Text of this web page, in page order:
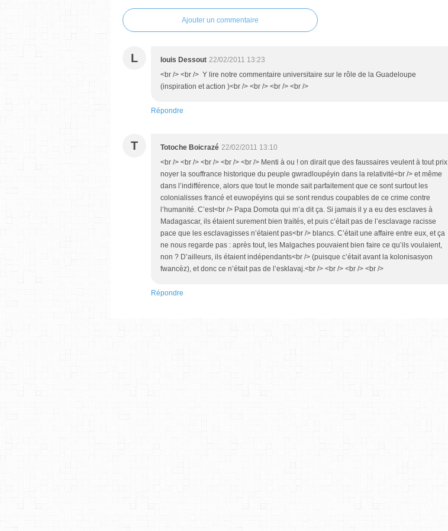
Ajouter un commentaire
L louis Dessout 22/02/2011 13:23
<br /> <br /> Y lire notre commentaire universitaire sur le rôle de la Guadeloupe
(inspiration et action )<br /> <br /> <br /> <br />
Répondre
T Totoche Boicrazé 22/02/2011 13:10
<br /> <br /> <br /> <br /> <br /> Menti à ou ! on dirait que des faussaires veulent à tout prix
noyer la souffrance historique du peuple gwradloupéyin dans la relativité<br /> et même
dans l’indifférence, alors que tout le monde sait parfaitement que ce sont surtout les
colonialisses francé et euwopéyins qui se sont rendus coupables de ce crime contre
l’humanité. C’est<br /> Papa Domota qui m’a dit ça. Si jamais il y a eu des esclaves à
Madagascar, ils étaient surement bien traités, et puis c’était pas de l’esclavage racisse
pace que les esclavagisses n’étaient pas<br /> blancs. C’était une affaire entre eux, et ça
ne nous regarde pas : après tout, les Malgaches pouvaient bien faire ce qu’ils voulaient,
non ? D’ailleurs, ils étaient indépendants<br /> (puisque c’était avant la kolonisasyon
fwancèz), et donc ce n’était pas de l’esklavaj.<br /> <br /> <br /> <br />
Répondre